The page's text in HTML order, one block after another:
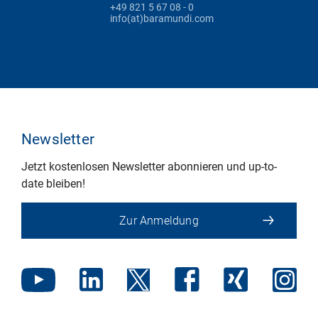
+49 821 5 67 08 - 0
info(at)baramundi.com
Newsletter
Jetzt kostenlosen Newsletter abonnieren und up-to-
date bleiben!
Zur Anmeldung